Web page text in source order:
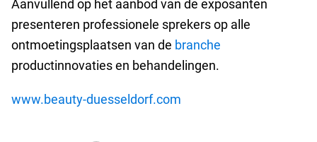
Aanvullend op het aanbod van de exposanten
presenteren professionele sprekers op alle
ontmoetingsplaatsen van de branche
productinnovaties en behandelingen.
www.beauty-duesseldorf.com